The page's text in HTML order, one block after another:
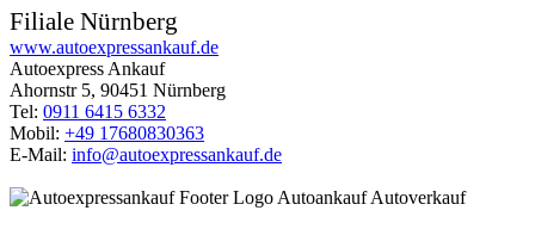
Filiale Nürnberg
www.autoexpressankauf.de
Autoexpress Ankauf
Ahornstr 5, 90451 Nürnberg
Tel: 0911 6415 6332
Mobil: +49 17680830363
E-Mail: info@autoexpressankauf.de